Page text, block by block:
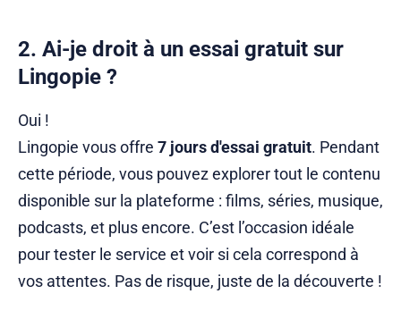
2. Ai-je droit à un essai gratuit sur
Lingopie ?
Oui !
Lingopie vous offre 7 jours d'essai gratuit. Pendant
cette période, vous pouvez explorer tout le contenu
disponible sur la plateforme : films, séries, musique,
podcasts, et plus encore. C’est l’occasion idéale
pour tester le service et voir si cela correspond à
vos attentes. Pas de risque, juste de la découverte !